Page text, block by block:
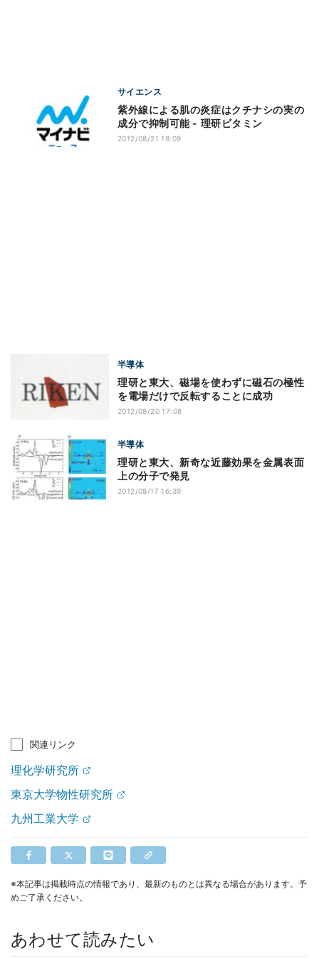
サイエンス
紫外線による肌の炎症はクチナシの実の
成分で抑制可能 - 理研ビタミン
2012/08/21 18:09
半導体
理研と東大、磁場を使わずに磁石の極性
を電場だけで反転することに成功
2012/08/20 17:08
半導体
理研と東大、新奇な近藤効果を金属表面
上の分子で発見
2012/08/17 16:39
関連リンク
理化学研究所
東京大学物性研究所
九州工業大学
※本記事は掲載時点の情報であり、最新のものとは異なる場合があります。予
めご了承ください。
あわせて読みたい